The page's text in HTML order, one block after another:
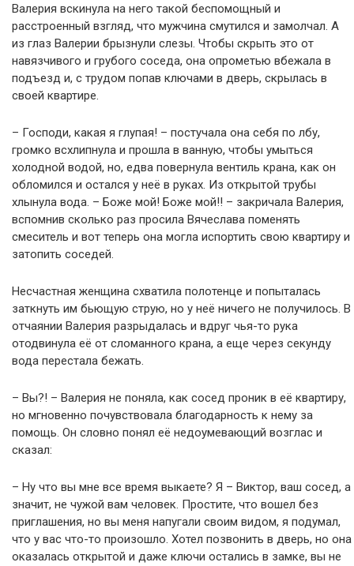
Валерия вскинула на него такой беспомощный и
расстроенный взгляд, что мужчина смутился и замолчал. А
из глаз Валерии брызнули слезы. Чтобы скрыть это от
навязчивого и грубого соседа, она опрометью вбежала в
подъезд и, с трудом попав ключами в дверь, скрылась в
своей квартире.
– Господи, какая я глупая! – постучала она себя по лбу,
громко всхлипнула и прошла в ванную, чтобы умыться
холодной водой, но, едва повернула вентиль крана, как он
обломился и остался у неё в руках. Из открытой трубы
хлынула вода. – Боже мой! Боже мой!! – закричала Валерия,
вспомнив сколько раз просила Вячеслава поменять
смеситель и вот теперь она могла испортить свою квартиру и
затопить соседей.
Несчастная женщина схватила полотенце и попыталась
заткнуть им бьющую струю, но у неё ничего не получилось. В
отчаянии Валерия разрыдалась и вдруг чья-то рука
отодвинула её от сломанного крана, а еще через секунду
вода перестала бежать.
– Вы?! – Валерия не поняла, как сосед проник в её квартиру,
но мгновенно почувствовала благодарность к нему за
помощь. Он словно понял её недоумевающий возглас и
сказал:
– Ну что вы мне все время выкаете? Я – Виктор, ваш сосед, а
значит, не чужой вам человек. Простите, что вошел без
приглашения, но вы меня напугали своим видом, я подумал,
что у вас что-то произошло. Хотел позвонить в дверь, но она
оказалась открытой и даже ключи остались в замке, вы не